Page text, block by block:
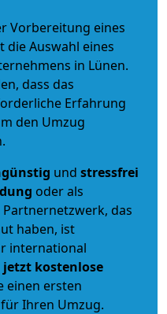
Vorbereitung eines
die Auswahl eines
in Lünen.
dass das
Erfahrung
den Umzug
und stressfrei
oder als
Partnernetzwerk, das
haben, ist
international
jetzt kostenlose
einen ersten
Ihren Umzug.